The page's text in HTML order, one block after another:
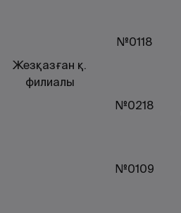
Жезқазған қ.
филиалы
№0118
№0218
№0109